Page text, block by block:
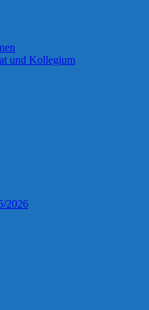
und Kollegium
2026